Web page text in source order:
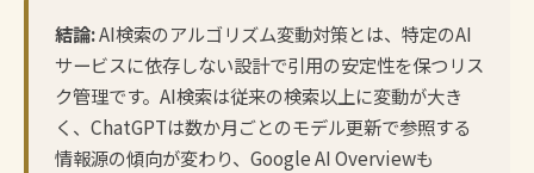
結論:AI検索のアルゴリズム変動対策とは、特定のAI
サービスに依存しない設計で引用の安定性を保つリス
ク管理です。AI検索は従来の検索以上に変動が大き
く、ChatGPTは数か月ごとのモデル更新で参照する
情報源の傾向が変わり、Google AI Overviewも